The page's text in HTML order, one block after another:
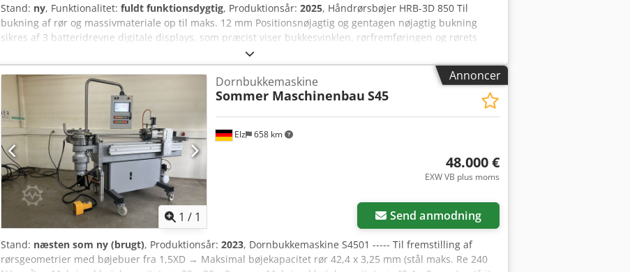
Stand: ny, Funktionalitet: fuldt funktionsdygtig, Produktionsår: 2025, Håndrørsbøjer HRB-3D 850 Til
bukning af rør og massivmateriale op til maks. 12 mm Positionsnøjagtig og gentagen nøjagtig bukning
sikres af 3 batteridrevne digitale displays, som præcist viser bukkesvinklen, rørfremføringen og rørets
vridning. - Trebakke-chuck 80 mm Csdpfx Ajttagdjhfsrf - Ansalgssystem til fremføring - Fremføringslængde
ca. 850 mm Håndrørsbøjeren skal fastmonteres på et bord eller en ramme (ikke inkluderet). Vi sender
gerne et detaljeret tilbud, hvis De sender os Deres komplette firmaanadresse med email og
kontaktperson.
Annoncer
1 / 1
Elz 658 km
Dornbukkemaskine
Sommer Maschinenbau S45
48.000 €
EXW VB plus moms
Send anmodning
Stand: næsten som ny (brugt), Produktionsår: 2023, Dornbukkemaskine S4501 ----- Til fremstilling af
rørsgeometrier med bøjebuer fra 1,5XD → Maksimal bøjekapacitet rør 42,4 x 3,25 mm (stål maks. Re 240